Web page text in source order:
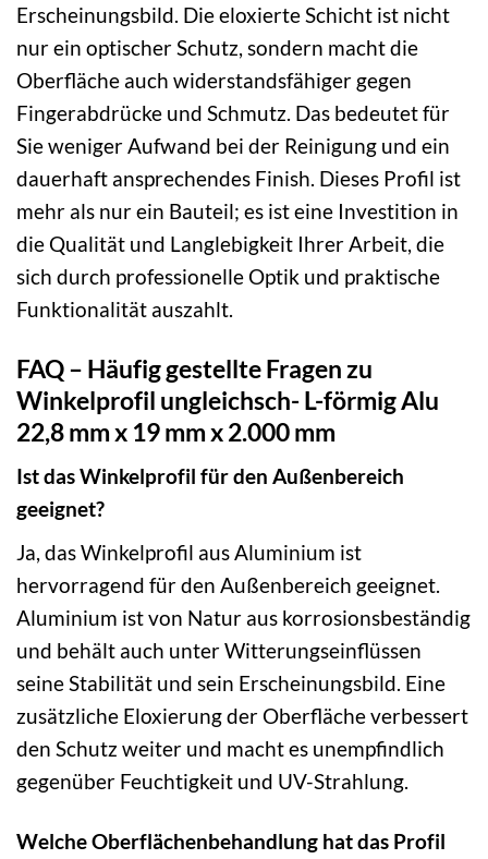
Erscheinungsbild. Die eloxierte Schicht ist nicht
nur ein optischer Schutz, sondern macht die
Oberfläche auch widerstandsfähiger gegen
Fingerabdrücke und Schmutz. Das bedeutet für
Sie weniger Aufwand bei der Reinigung und ein
dauerhaft ansprechendes Finish. Dieses Profil ist
mehr als nur ein Bauteil; es ist eine Investition in
die Qualität und Langlebigkeit Ihrer Arbeit, die
sich durch professionelle Optik und praktische
Funktionalität auszahlt.
FAQ – Häufig gestellte Fragen zu
Winkelprofil ungleichsch- L-förmig Alu
22,8 mm x 19 mm x 2.000 mm
Ist das Winkelprofil für den Außenbereich
geeignet?
Ja, das Winkelprofil aus Aluminium ist
hervorragend für den Außenbereich geeignet.
Aluminium ist von Natur aus korrosionsbeständig
und behält auch unter Witterungseinflüssen
seine Stabilität und sein Erscheinungsbild. Eine
zusätzliche Eloxierung der Oberfläche verbessert
den Schutz weiter und macht es unempfindlich
gegenüber Feuchtigkeit und UV-Strahlung.
Welche Oberflächenbehandlung hat das Profil